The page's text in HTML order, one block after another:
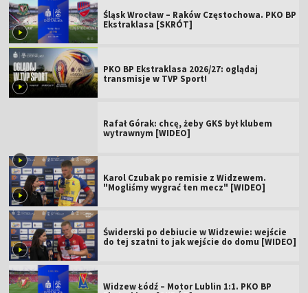
Śląsk Wrocław – Raków Częstochowa. PKO BP
Ekstraklasa [SKRÓT]
PKO BP Ekstraklasa 2026/27: oglądaj
transmisje w TVP Sport!
Rafał Górak: chcę, żeby GKS był klubem
wytrawnym [WIDEO]
Karol Czubak po remisie z Widzewem.
"Mogliśmy wygrać ten mecz" [WIDEO]
Świderski po debiucie w Widzewie: wejście
do tej szatni to jak wejście do domu [WIDEO]
Widzew Łódź – Motor Lublin 1:1. PKO BP